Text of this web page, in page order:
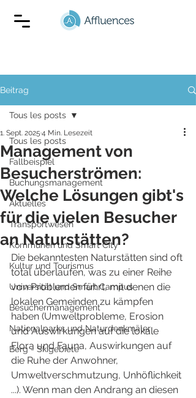
Beitrag
Tous les posts
Fallbeispiel
Buchungsmanagement
Aktuelles
Transportwesen
Kommunen und Smart City
Kultur und Tourismus
Universität und Smart Campus
Besuchermanagement
Nationalparks und Naturdenkmäler
Berg - Skigebiete
Tous les posts
Management von
Besucherströmen:
Welche Lösungen gibt's
für die vielen Besucher
an Naturstätten?
1. Sept. 2025 4 Min. Lesezeit
Die bekanntesten Naturstätten sind oft
total überlaufen, was zu einer Reihe
von Problemen führt, mit denen die
lokalen Gemeinden zu kämpfen
haben (Umweltprobleme, Erosion
und Auswirkungen auf die lokale
Flora und Fauna, Auswirkungen auf
die Ruhe der Anwohner,
Umweltverschmutzung, Unhöflichkeit
...). Wenn man den Andrang an diesen